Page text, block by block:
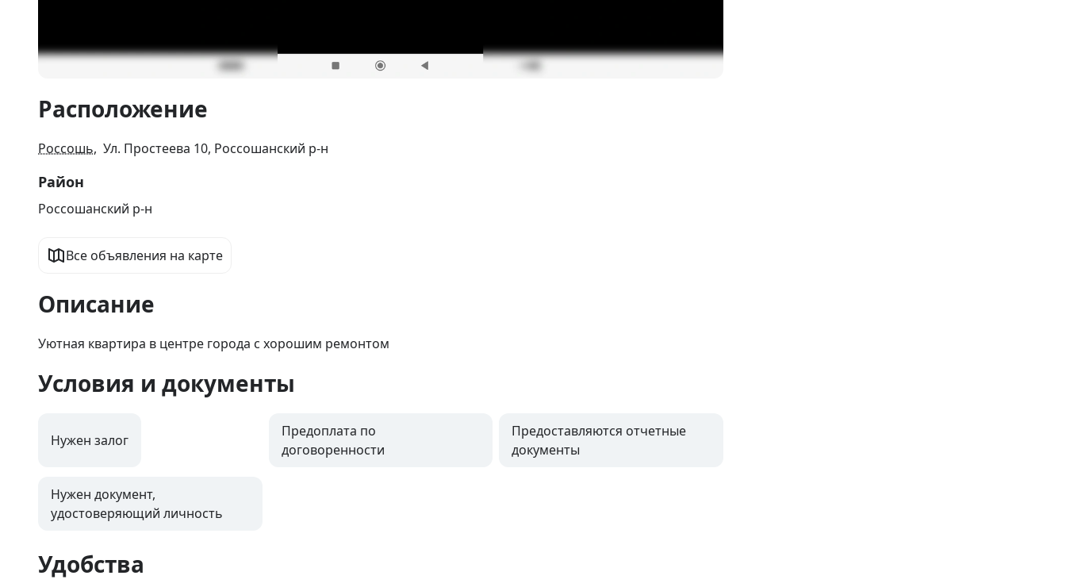
1
13
Расположение
Россошь, Ул. Простеева 10, Россошанский р-н
Район
Россошанский р-н
Все объявления на карте
Описание
Уютная квартира в центре города с хорошим ремонтом
Условия и документы
Нужен залог
Предоплата по
договоренности
Предоставляются отчетные
документы
Нужен документ,
удостоверяющий личность
Удобства